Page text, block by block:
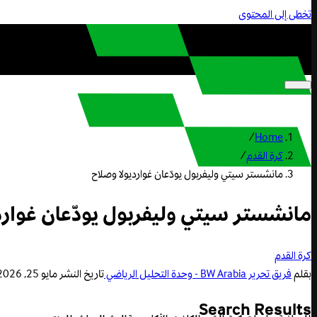
تخطى إلى المحتوى
Home
/
كرة القدم/
مانشستر سيتي وليفربول يودّعان غوارديولا وصلاح
مانشستر سيتي وليفربول يودّعان
كرة القدم
بقلمفريق تحرير BW Arabia - وحدة التحليل الرياضي تاريخ النشرمايو 25, 2026 11:10 ص
Search Results